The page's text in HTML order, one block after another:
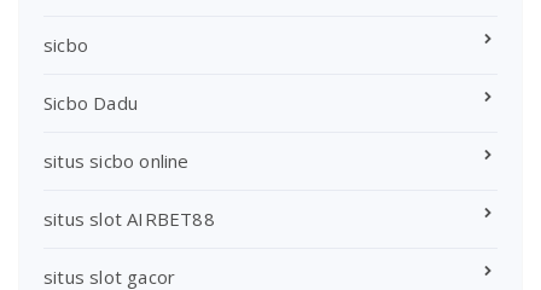
sicbo
Sicbo Dadu
situs sicbo online
situs slot AIRBET88
situs slot gacor